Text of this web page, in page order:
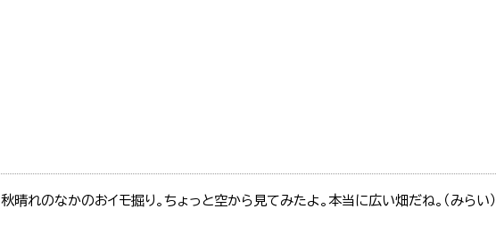
秋晴れのなかのおイモ掘り。ちょっと空から見てみたよ。本当に広い畑だね。（みらい）